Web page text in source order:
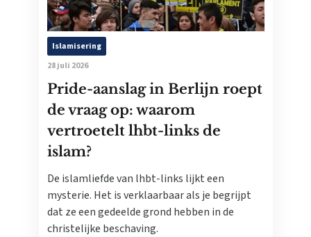
Islamisering
28 juli 2026
Pride-aanslag in Berlijn roept
de vraag op: waarom
vertroetelt lhbt-links de
islam?
De islamliefde van lhbt-links lijkt een
mysterie. Het is verklaarbaar als je begrijpt
dat ze een gedeelde grond hebben in de
christelijke beschaving.